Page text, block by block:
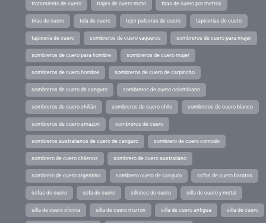
tratamiento de cuero trajes de cuero moto tiras de cuero por metros
tiras de cuero tela de cuero tejer pulseras de cuero tapicerias de cuero
tapicería de cuero sombreros de cuero vaqueros sombreros de cuero para mujer
sombreros de cuero para hombre sombreros de cuero mujer
sombreros de cuero hombre sombreros de cuero de carpincho
sombreros de cuero de canguro sombreros de cuero colombiano
sombreros de cuero chillán sombreros de cuero chile sombreros de cuero blanco
sombreros de cuero amazon sombreros de cuero
sombreros australianos de cuero de canguro sombrero de cuero comodo
sombrero de cuero chilenos sombrero de cuero australiano
sombrero de cuero argentino sombrero cuero de canguro sofas de cuero baratos
sofas de cuero sofa de cuero sillones de cuero silla de cuero y metal
silla de cuero oficina silla de cuero marron silla de cuero antigua silla de cuero